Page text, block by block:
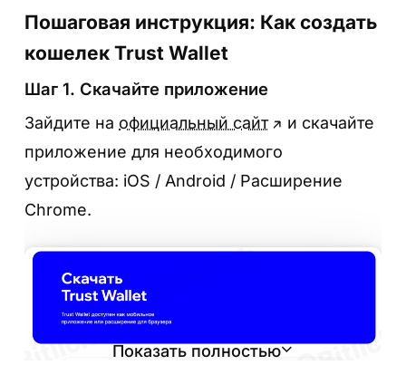
Пошаговая инструкция: Как создать
кошелек Trust Wallet
Шаг 1. Скачайте приложение
Зайдите на официальный сайт
и скачайте
приложение для необходимого
устройства: iOS / Android / Расширение
Chrome.
Показать полностью